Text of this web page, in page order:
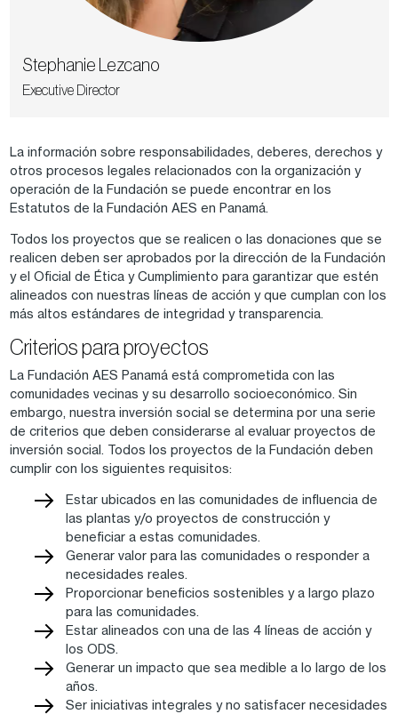
Stephanie Lezcano
Executive Director
La información sobre responsabilidades, deberes, derechos y
otros procesos legales relacionados con la organización y
operación de la Fundación se puede encontrar en los
Estatutos de la Fundación AES en Panamá.
Todos los proyectos que se realicen o las donaciones que se
realicen deben ser aprobados por la dirección de la Fundación
y el Oficial de Ética y Cumplimiento para garantizar que estén
alineados con nuestras líneas de acción y que cumplan con los
más altos estándares de integridad y transparencia.
Criterios para proyectos
La Fundación AES Panamá está comprometida con las
comunidades vecinas y su desarrollo socioeconómico. Sin
embargo, nuestra inversión social se determina por una serie
de criterios que deben considerarse al evaluar proyectos de
inversión social. Todos los proyectos de la Fundación deben
cumplir con los siguientes requisitos:
Estar ubicados en las comunidades de influencia de
las plantas y/o proyectos de construcción y
beneficiar a estas comunidades.
Generar valor para las comunidades o responder a
necesidades reales.
Proporcionar beneficios sostenibles y a largo plazo
para las comunidades.
Estar alineados con una de las 4 líneas de acción y
los ODS.
Generar un impacto que sea medible a lo largo de los
años.
Ser iniciativas integrales y no satisfacer necesidades